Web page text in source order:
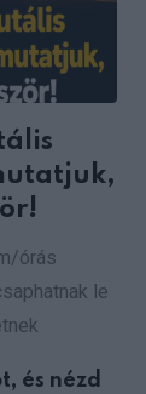
órás
le
és nézd